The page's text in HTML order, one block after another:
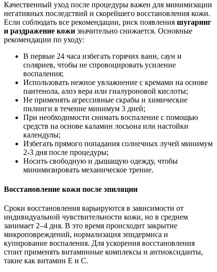
Качественный уход после процедуры важен для минимизации
негативных последствий и скорейшего восстановления кожи.
Если соблюдать все рекомендации, риск появления шугаринг
и раздражение кожи значительно снижается. Основные
рекомендации по уходу:
В первые 24 часа избегать горячих ванн, саун и
соляриев, чтобы не спровоцировать усиление
воспаления;
Использовать нежное увлажнение с кремами на основе
пантенола, алоэ вера или гиалуроновой кислоты;
Не применять агрессивные скрабы и химические
пилинги в течение минимум 3 дней;
При необходимости снимать воспаление с помощью
средств на основе каламин лосьона или настойки
календулы;
Избегать прямого попадания солнечных лучей минимум
2-3 дня после процедуры;
Носить свободную и дышащую одежду, чтобы
минимизировать механическое трение.
Восстановление кожи после эпиляции
Сроки восстановления варьируются в зависимости от
индивидуальной чувствительности кожи, но в среднем
занимает 2–4 дня. В это время происходит закрытие
микроповреждений, нормализация эпидермиса и
купирование воспаления. Для ускорения восстановления
стоит применять витаминные комплексы и антиоксиданты,
такие как витамин Е и С.